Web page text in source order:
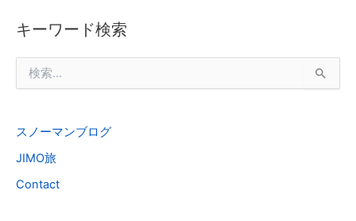
キーワード検索
索
:スノーマンブログ
JIMO旅
Contact